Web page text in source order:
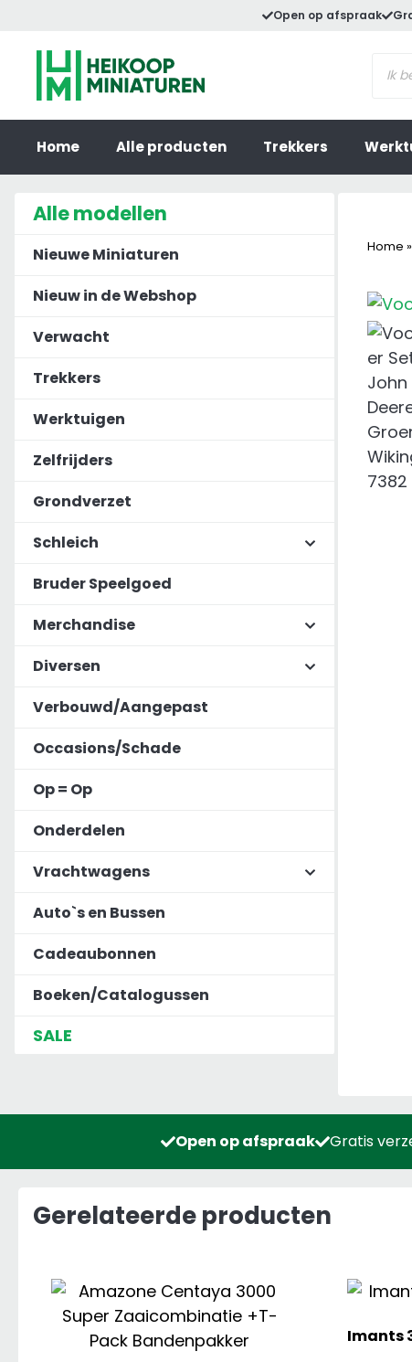
inhoud
Open op afspraak
Home Alle producten Trekkers
Home »
Alle modellen
Nieuwe Miniaturen
Nieuw in de Webshop
Verwacht
Trekkers
Werktuigen
Zelfrijders
Grondverzet
Schleich
Bruder Speelgoed
Merchandise
Diversen
Verbouwd/Aangepast
Occasions/Schade
Op = Op
Onderdelen
Vrachtwagens
Auto`s en Bussen
Cadeaubonnen
Boeken/Catalogussen
SALE
Open op afspraak Gratis
Gerelateerde producten
Imants